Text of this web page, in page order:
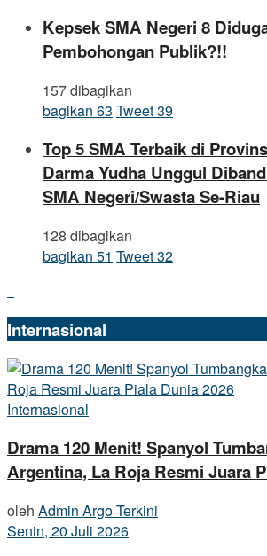
Kepsek SMA Negeri 8
Pembohongan Publik?!!
157 dibagikan
bagikan 63 Tweet39
Top 5 SMA Terbaik di
Darma Yudha Unggul
SMA Negeri/Swasta Se-Riau
128 dibagikan
bagikan 51 Tweet32
Internasional
Internasional
Drama 120 Menit! Spanyol
Argentina, La Roja Resmi Juara
oleh Admin Argo Terkini
Senin, 20 Juli 2026